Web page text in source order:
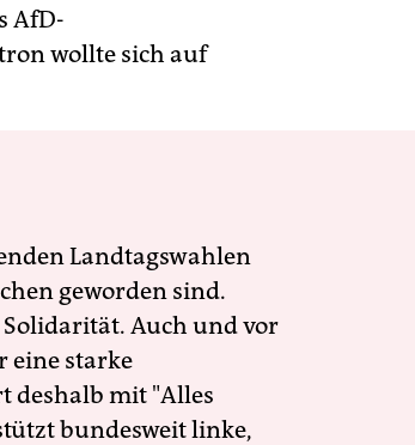
AfD-
wollte sich auf
Landtagswahlen
geworden sind.
Auch und vor
eine starke
deshalb mit "Alles
bundesweit linke,